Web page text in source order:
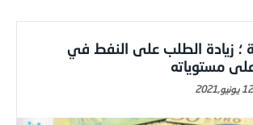
؛ زيادة الطلب على النفط في
12 يونيو,2021